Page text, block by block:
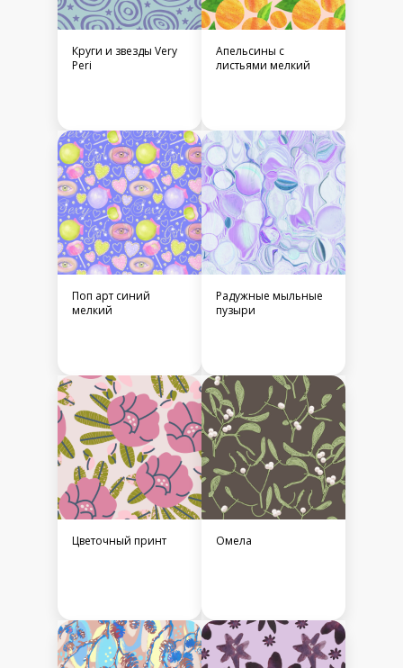
Круги и звезды Very
Peri
Апельсины с
листьями мелкий
Поп арт синий
мелкий
Радужные мыльные
пузыри
Цветочный принт Омела